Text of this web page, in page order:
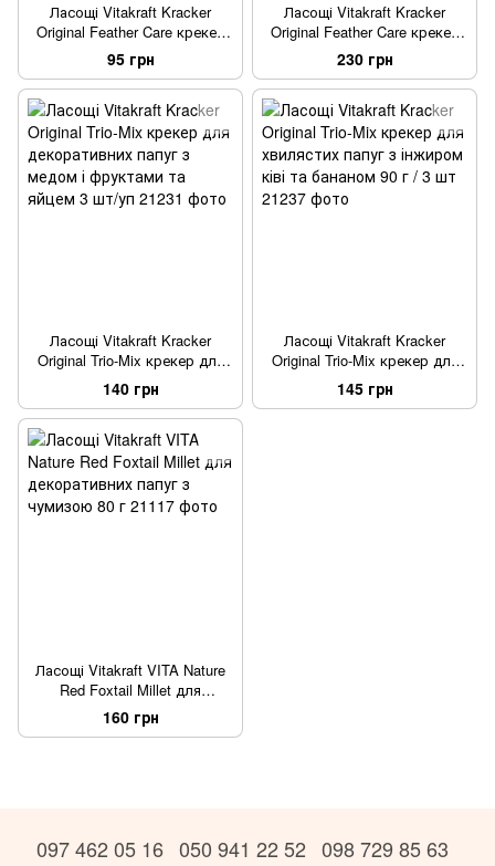
Ласощі Vitakraft Kracker
Original Feather Care крекер
для канарок під час линьки з
яйцем 60 г / 2 шт
95 грн
Ласощі Vitakraft Kracker
Original Feather Care крекер
для середніх папуг та ара у
період линьки 2 шт/уп
230 грн
Ласощі Vitakraft Kracker
Original Trio-Mix крекер для
декоративних папуг з медом і
фруктами та яйцем 3 шт/уп
140 грн
Ласощі Vitakraft Kracker
Original Trio-Mix крекер для
хвилястих папуг з інжиром
ківі та бананом 90 г / 3 шт
145 грн
Ласощі Vitakraft VITA Nature
Red Foxtail Millet для
декоративних папуг з
чумизою 80 г
160 грн
097 462 05 16 050 941 22 52 098 729 85 63